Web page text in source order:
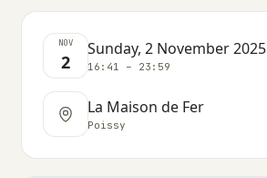
NOV
2
Sunday, 2 November 2025
16:41 – 23:59
La Maison de Fer
Poissy